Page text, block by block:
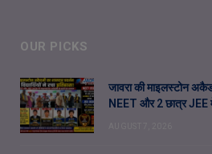
OUR PICKS
जावरा की माइलस्टोन
NEET और 2 छात्र JEE